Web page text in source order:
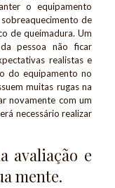
o equipamento
de
de queimadura. Um
pessoa não ficar
realistas e
do equipamento no
muitas rugas na
novamente com um
necessário realizar
avaliação e
mente.